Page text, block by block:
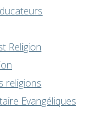
Religion
religions
Evangéliques